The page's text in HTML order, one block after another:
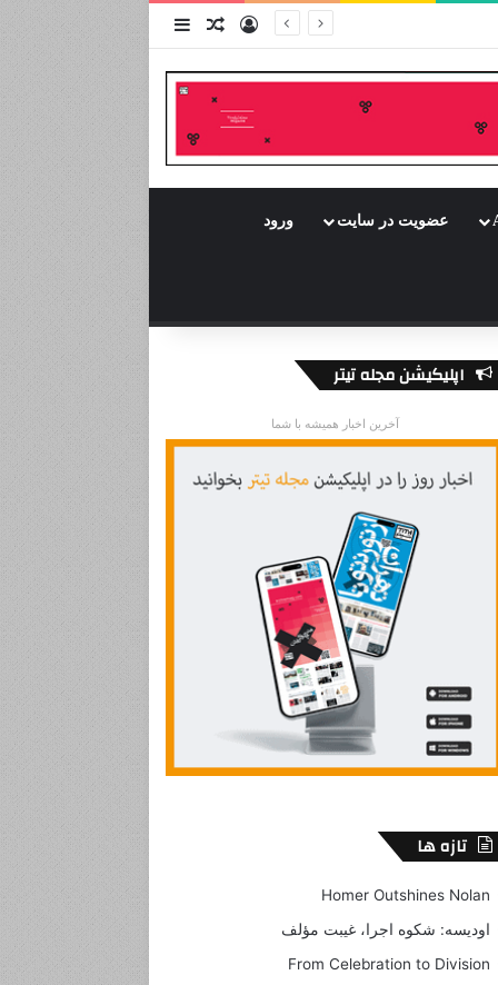
ورودنوشته تصادفی
سایدبار
عضویت در سایت ورود
اپلیکیشن مجله تیتر
آخرین اخبار همیشه با شما
تازه ها
Homer Outshines Nolan
اودیسه: شکوه اجرا، غیبت مؤلف
From Celebration to Division